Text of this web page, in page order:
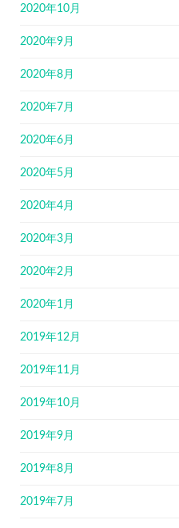
2020年10月
2020年9月
2020年8月
2020年7月
2020年6月
2020年5月
2020年4月
2020年3月
2020年2月
2020年1月
2019年12月
2019年11月
2019年10月
2019年9月
2019年8月
2019年7月